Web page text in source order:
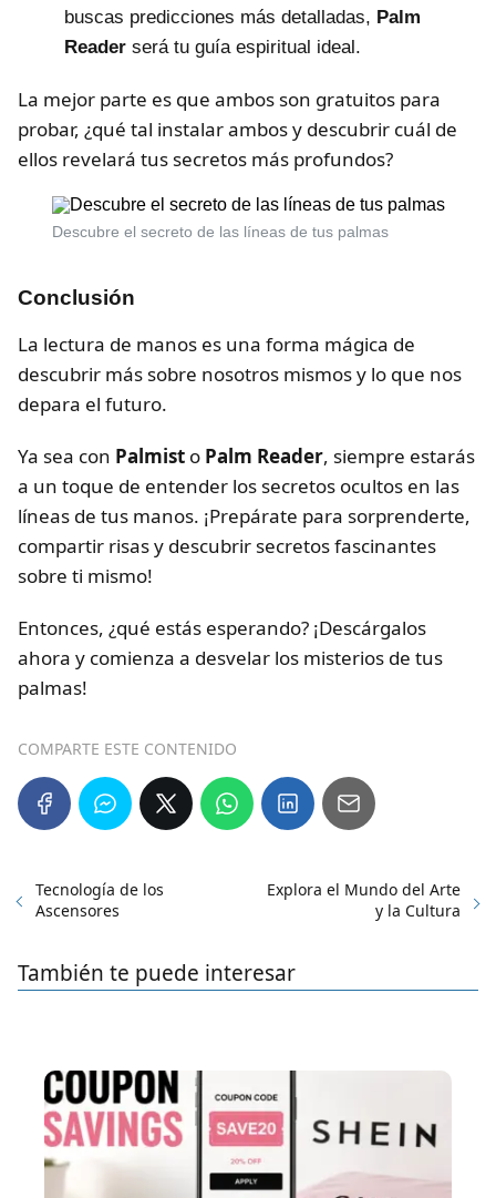
buscas predicciones más detalladas, Palm
Reader será tu guía espiritual ideal.
La mejor parte es que ambos son gratuitos para
probar, ¿qué tal instalar ambos y descubrir cuál de
ellos revelará tus secretos más profundos?
Descubre el secreto de las líneas de tus palmas
Conclusión
La lectura de manos es una forma mágica de
descubrir más sobre nosotros mismos y lo que nos
depara el futuro.
Ya sea con Palmist o Palm Reader, siempre estarás
a un toque de entender los secretos ocultos en las
líneas de tus manos. ¡Prepárate para sorprenderte,
compartir risas y descubrir secretos fascinantes
sobre ti mismo!
Entonces, ¿qué estás esperando? ¡Descárgalos
ahora y comienza a desvelar los misterios de tus
palmas!
COMPARTE ESTE CONTENIDO
Tecnología de los
Ascensores
Explora el Mundo del Arte
y la Cultura
También te puede interesar